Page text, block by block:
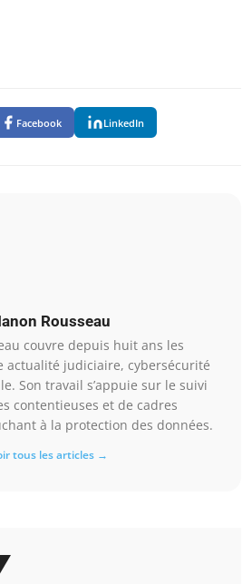
Facebook LinkedIn
Rousseau
couvre depuis huit ans les
actualité judiciaire, cybersécurité
Son travail s’appuie sur le suivi
contentieuses et de cadres
à la protection des données.
tous les articles →